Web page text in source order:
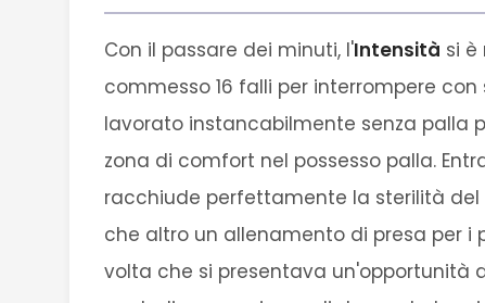
Con il passare dei minuti, l'Intensità si
commesso 16 falli per interrompere
lavorato instancabilmente senza palla
zona di comfort nel possesso palla.
racchiude perfettamente la sterilità
che altro un allenamento di presa per i
volta che si presentava un'opportunità